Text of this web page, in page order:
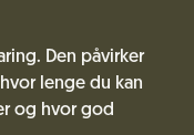
Den påvirker
lenge du kan
og hvor god